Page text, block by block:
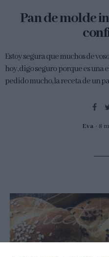
Pan de molde
Estoy segura que muchos de
hoy, digo seguro porque es una
pedido mucho, la receta de un
Eva 8